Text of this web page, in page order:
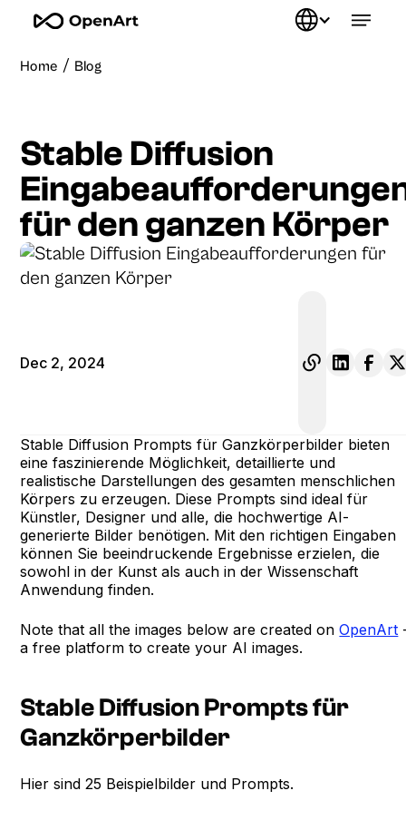
Home / Blog
Stable Diffusion
für den ganzen Körper
Dec 2, 2024
Stable Diffusion Prompts für Ganzkörperbilder bieten
eine faszinierende Möglichkeit, detaillierte und
realistische Darstellungen des gesamten menschlichen
Körpers zu erzeugen. Diese Prompts sind ideal für
Künstler, Designer und alle, die hochwertige AI-
generierte Bilder benötigen. Mit den richtigen Eingaben
können Sie beeindruckende Ergebnisse erzielen, die
sowohl in der Kunst als auch in der Wissenschaft
Anwendung finden.
Note that all the images below are created onOpenArt
a free platform to create your AI images.
Stable Diffusion Prompts für
Ganzkörperbilder
Hier sind 25 Beispielbilder und Prompts.